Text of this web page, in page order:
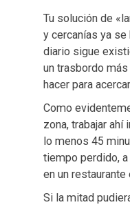
Tu solución de
y cercanías ya
diario sigue
un trasbordo
hacer para
Como
zona, trabajar
lo menos 45
tiempo perdido,
en un
Si la mitad